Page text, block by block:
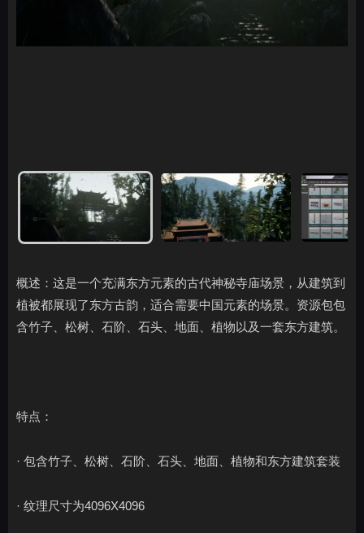
概述：这是一个充满东方元素的古代神秘寺庙场景，从建筑到
植被都展现了东方古韵，适合需要中国元素的场景。资源包包
含竹子、松树、石阶、石头、地面、植物以及一套东方建筑。
特点：
· 包含竹子、松树、石阶、石头、地面、植物和东方建筑套装
· 纹理尺寸为4096X4096